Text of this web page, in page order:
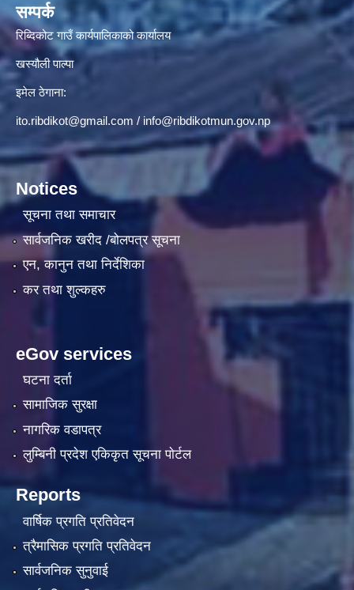
सम्पर्क
रिब्दिकोट गाउँ कार्यपालिकाको कार्यालय
खस्यौली पाल्पा
इमेल ठेगाना:
ito.ribdikot@gmail.com / info@ribdikotmun.gov.np
Notices
सूचना तथा समाचार
सार्वजनिक खरीद /बोलपत्र सूचना
एन, कानुन तथा निर्देशिका
कर तथा शुल्कहरु
eGov services
घटना दर्ता
सामाजिक सुरक्षा
नागरिक वडापत्र
लुम्बिनी प्रदेश एकिकृत सूचना पाेर्टल
Reports
वार्षिक प्रगति प्रतिवेदन
त्रैमासिक प्रगति प्रतिवेदन
सार्वजनिक सुनुवाई